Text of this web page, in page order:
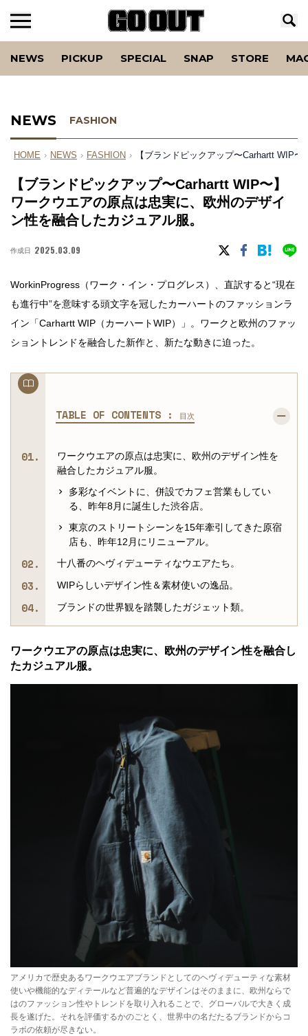
NEWS PICKUP SPECIAL SNAP STORE
NEWS FASHION
HOME › NEWS › FASHION › 【ブランドピックアップ〜Carhartt WIP
【ブランドピックアップ〜Carhartt WIP〜】
ワークウエアの原点は忠実に、欧州のデザイ
ン性を融合したカジュアル服。
作成日 2025.03.09
WorkinProgress（ワーク・イン・プログレス）、直訳すると“現在
も進行中”を意味する頭文字を冠したカーハートのファッションラ
イン「Carhartt WIP（カーハートWIP）」。ワークと欧州のファッ
ショントレンドを融合した新作と、新たな動きに迫った。
TABLE OF CONTENTS : 目次
ワークウエアの原点は忠実に、欧州のデザイン性を
融合したカジュアル服。
多彩なイベントに、併設でカフェ営業もしてい
る、昨年8月に誕生した渋谷店。
東京のストリートシーンを15年牽引してきた原宿
店も、昨年12月にリニューアル。
十八番のヘヴィデューティなウエアたち。
WIPらしいデザイン性＆素材使いの逸品。
ブランドの世界観を踏襲したガジェット類。
ワークウエアの原点は忠実に、欧州のデザイン性を融合し
たカジュアル服。
アメリカで歴史あるワークウエアブランドとしてのヘヴィデューティな素材
使いや機能的なディテールなど普遍的なデザインはそのままに、欧州ならで
はのファッション性やトレンドを取り入れることで、グローバルで大きく成
長を遂げた。それを評価するかのごとく、世界中の名だたるブランドからコ
ラボの依頼が尽きない。